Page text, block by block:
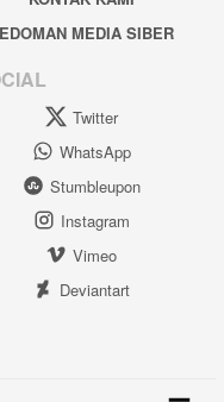
MEDIA SIBER
Twitter
WhatsApp
Stumbleupon
Instagram
Vimeo
Deviantart